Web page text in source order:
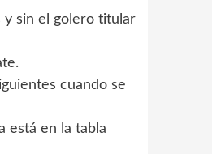
y sin el golero titular
cuando se
está en la tabla